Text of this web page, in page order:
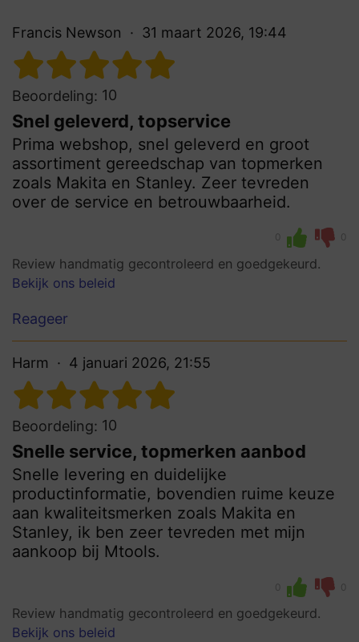
Francis Newson 31 maart 2026, 19:44
Beoordeling: 10
Snel geleverd, topservice
Prima webshop, snel geleverd en groot
assortiment gereedschap van topmerken
zoals Makita en Stanley. Zeer tevreden
over de service en betrouwbaarheid.
0 0
Review handmatig gecontroleerd en goedgekeurd.
Bekijk ons beleid
Reageer
Harm 4 januari 2026, 21:55
Beoordeling: 10
Snelle service, topmerken aanbod
Snelle levering en duidelijke
productinformatie, bovendien ruime keuze
aan kwaliteitsmerken zoals Makita en
Stanley, ik ben zeer tevreden met mijn
aankoop bij Mtools.
0 0
Review handmatig gecontroleerd en goedgekeurd.
Bekijk ons beleid